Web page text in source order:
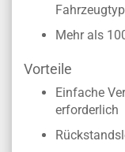
Mehr als
Vorteile
Einfache
erforderlich